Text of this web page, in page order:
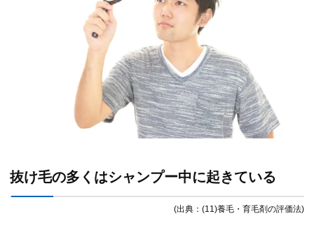
抜け毛の多くはシャンプー中に起きている
(出典：(11)養毛・育毛剤の評価法)